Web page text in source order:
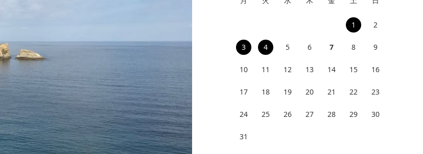
1 2
3 4 5 6 7 8 9
10 11 12 13 14 15 16
17 18 19 20 21 22 23
24 25 26 27 28 29 30
31